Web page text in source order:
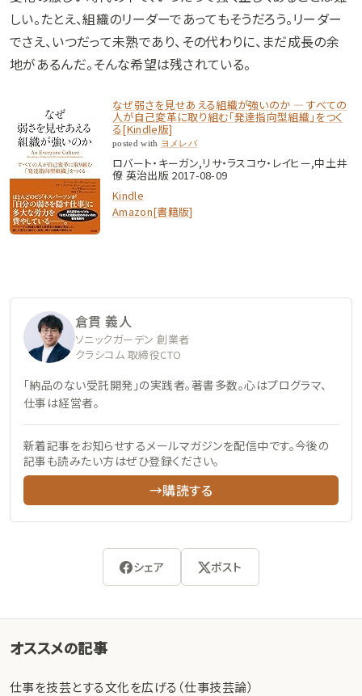
しい。たとえ、組織のリーダーであってもそうだろう。リーダー
でさえ、いつだって未熟であり、その代わりに、まだ成長の余
地があるんだ。そんな希望は残されている。
なぜ弱さを見せあえる組織が強いのか ― すべての
人が自己変革に取り組む「発達指向型組織」をつく
る[Kindle版]
posted with ヨメレバ
ロバート・キーガン,リサ・ラスコウ・レイヒー,中土井
僚 英治出版 2017-08-09
Kindle
Amazon[書籍版]
倉貫 義人
ソニックガーデン 創業者
クラシコム 取締役CTO
「納品のない受託開発」の実践者。著書多数。心はプログラマ、
仕事は経営者。
新着記事をお知らせするメールマガジンを配信中です。今後の
記事も読みたい方はぜひ登録ください。
→購読する
シェア ポスト
オススメの記事
仕事を技芸とする文化を広げる（仕事技芸論）